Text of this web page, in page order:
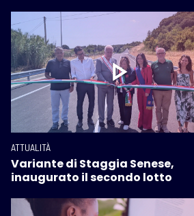
ATTUALITÀ
Variante di Staggia Senese,
inaugurato il secondo lotto